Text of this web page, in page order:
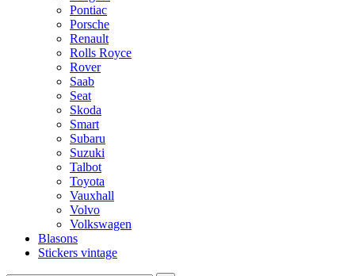
Pontiac
Porsche
Renault
Rolls Royce
Rover
Saab
Seat
Skoda
Smart
Subaru
Suzuki
Talbot
Toyota
Vauxhall
Volvo
Volkswagen
Blasons
Stickers vintage